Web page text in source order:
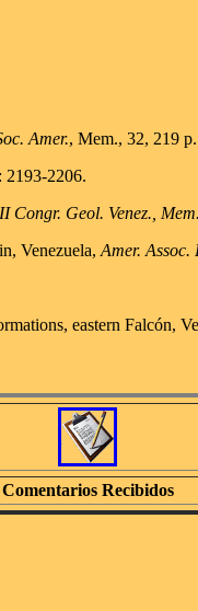
Amer., Mem., 32, 219 p.
2193-2206.
Congr. Geol. Venez., Mem.,
Venezuela, Amer. Assoc.
eastern Falcón,
Comentarios Recibidos